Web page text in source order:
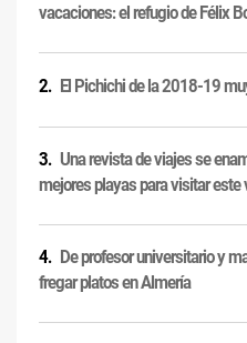
vacaciones: el refugio de Félix
El Pichichi de la 2018-19
Una revista de viajes se
mejores playas para visitar este
De profesor universitario y
fregar platos en Almería